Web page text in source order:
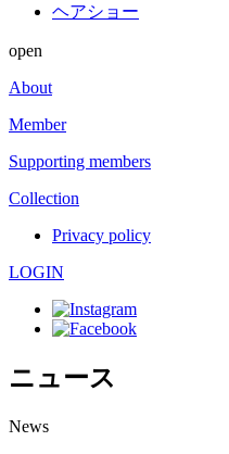
ヘアショー
open
About
Member
Supporting members
Collection
Privacy policy
LOGIN
ニュース
News